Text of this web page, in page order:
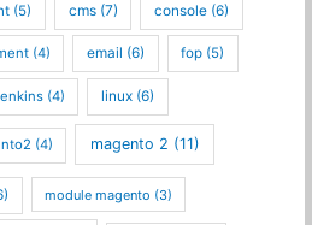
(5) cms(7) console (6)
(4) email (6) fop (5)
(4) linux(6)
(4) magento 2 (11)
module magento (3)